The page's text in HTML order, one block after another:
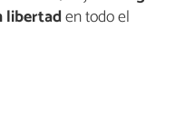
libertaden todo el